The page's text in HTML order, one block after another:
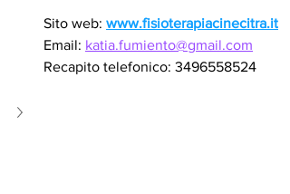
Sito web: www.fisioterapiacinecitra.it
Email: katia.fumiento@gmail.com
Recapito telefonico: 3496558524